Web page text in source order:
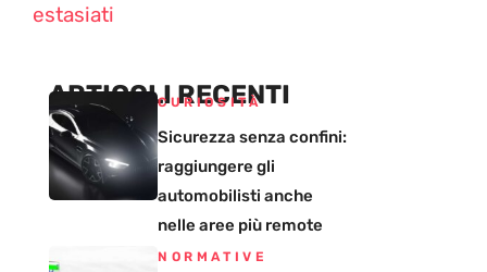
estasiati
ARTICOLI RECENTI
CURIOSITÀ
Sicurezza senza confini:
raggiungere gli
automobilisti anche
nelle aree più remote
NORMATIVE